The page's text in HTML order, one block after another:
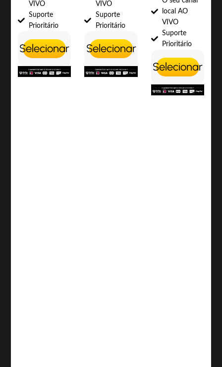
VIVO
Suporte
Prioritário
Selecionar
VIVO
Suporte
Prioritário
Selecionar
local AO
VIVO
Suporte
Prioritário
Selecionar